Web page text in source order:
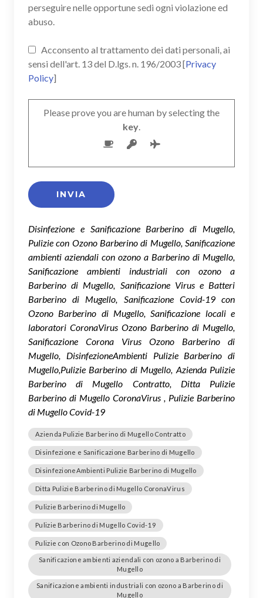
perseguire nelle opportune sedi ogni violazione ed
abuso.
Acconsento al trattamento dei dati personali, ai
sensi dell'art. 13 del D.lgs. n. 196/2003 [Privacy
Policy]
Please prove you are human by selecting the
key.
Disinfezione e Sanificazione Barberino di Mugello,
Pulizie con Ozono Barberino di Mugello, Sanificazione
ambienti aziendali con ozono a Barberino di Mugello,
Sanificazione ambienti industriali con ozono a
Barberino di Mugello, Sanificazione Virus e Batteri
Barberino di Mugello, Sanificazione Covid-19 con
Ozono Barberino di Mugello, Sanificazione locali e
laboratori CoronaVirus Ozono Barberino di Mugello,
Sanificazione Corona Virus Ozono Barberino di
Mugello, DisinfezioneAmbienti Pulizie Barberino di
Mugello,Pulizie Barberino di Mugello, Azienda Pulizie
Barberino di Mugello Contratto, Ditta Pulizie
Barberino di Mugello CoronaVirus , Pulizie Barberino
di Mugello Covid-19
Azienda Pulizie Barberino di Mugello Contratto
Disinfezione e Sanificazione Barberino di Mugello
DisinfezioneAmbienti Pulizie Barberino di Mugello
Ditta Pulizie Barberino di Mugello CoronaVirus
Pulizie Barberino di Mugello
Pulizie Barberino di Mugello Covid-19
Pulizie con Ozono Barberino di Mugello
Sanificazione ambienti aziendali con ozono a Barberino di
Mugello
Sanificazione ambienti industriali con ozono a Barberino di
Mugello